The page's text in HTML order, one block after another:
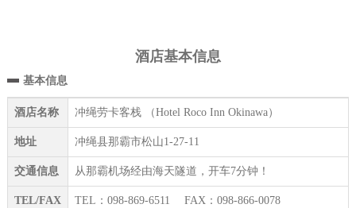
酒店基本信息
基本信息
酒店名称 冲绳劳卡客栈 （Hotel Roco Inn Okinawa）
地址 冲绳县那霸市松山1-27-11
交通信息 从那霸机场经由海天隧道，开车7分钟！
TEL/FAX TEL：098-869-6511 FAX：098-866-0078